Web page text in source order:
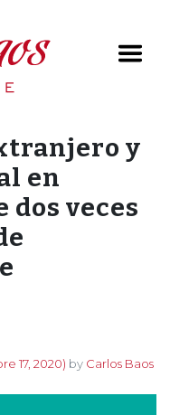
y
en
dos veces
17, 2020) by Carlos Baos